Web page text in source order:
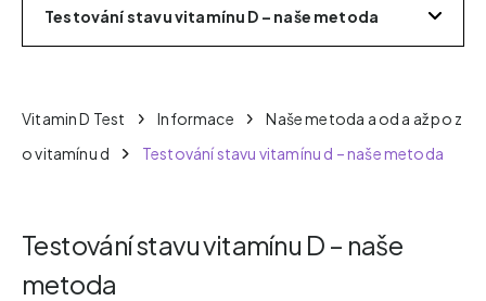
Testování stavu vitamínu D – naše metoda
Vitamin D Test Informace
Naše metoda a od a až po z
o vitamínu d
Testování stavu vitamínu d – naše metoda
Testování stavu vitamínu D – naše
metoda